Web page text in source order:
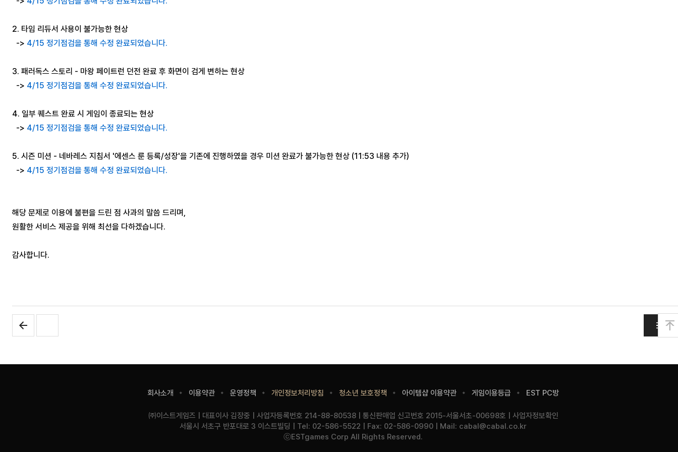
2. 타임 리듀서 사용이 불가능한 현상
-> 4/15 정기점검을 통해 수정 완료되었습니다.
3. 패러독스 스토리 - 마왕 페이트런 던전 완료 후 화면이 검게 변하는 현상
-> 4/15 정기점검을 통해 수정 완료되었습니다.
4. 일부 퀘스트 완료 시 게임이 종료되는 현상
-> 4/15 정기점검을 통해 수정 완료되었습니다.
5. 시즌 미션 - 네바레스 지침서 '에센스 룬 등록/성장'을 기존에 진행하였을 경우 미션 완료가 불가능한 현상 (11:53 내용 추가)
-> 4/15 정기점검을 통해 수정 완료되었습니다.
해당 문제로 이용에 불편을 드린 점 사과의 말씀 드리며,
원활한 서비스 제공을 위해 최선을 다하겠습니다.
감사합니다.
목
맨
회사소개 이용약관 운영정책 개인정보처리방침 청소년 보호정책 아이템샵 이용약관 게임이용등급 EST PC방
기
업
명
㈜이스트게임즈 대표이사 김장중 사업자등록번호 214-88-80538 통신판매업 신고번호 2015-서울서초-00698호
사
업
자
정
사업자정보확인
주
소
서울시 서초구 반포대로 3 이스트빌딩 Tel: 02-586-5522 Fax: 02-586-0990 Mail: cabal@cabal.co.kr
Copyright
ⓒESTgames Corp All Rights Reserved.